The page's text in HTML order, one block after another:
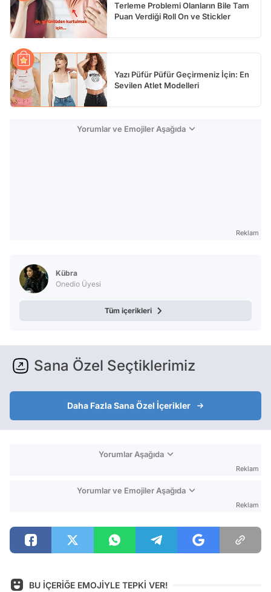
Terleme Problemi Olanların Bile Tam
Puan Verdiği Roll On ve Stickler
Yazı Püfür Püfür Geçirmeniz İçin: En
Sevilen Atlet Modelleri
Yorumlar ve Emojiler Aşağıda
Reklam
Kübra
Onedio Üyesi
Tüm içerikleri
Sana Özel Seçtiklerimiz
Daha Fazla Sana Özel İçerikler
Yorumlar Aşağıda
Reklam
Yorumlar ve Emojiler Aşağıda
Reklam
BU İÇERİĞE EMOJİYLE TEPKİ VER!